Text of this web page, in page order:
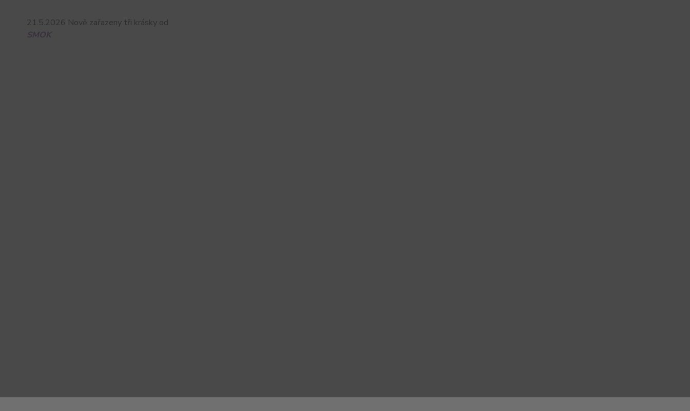
21.5.2026 Nově zařazeny tři krásky od
SMOK